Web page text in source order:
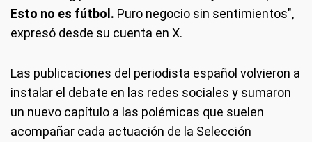
Esto no es fútbol. Puro negocio sin sentimientos",
expresó desde su cuenta en X.
Las publicaciones del periodista español volvieron a
instalar el debate en las redes sociales y sumaron
un nuevo capítulo a las polémicas que suelen
acompañar cada actuación de la Selección